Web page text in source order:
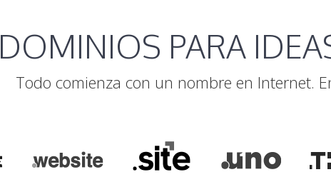
DOMINIOS PARA
Todo comienza con un nombre en Internet.